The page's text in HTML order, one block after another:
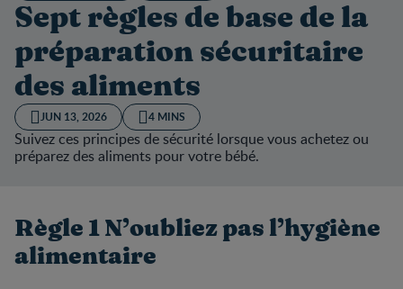
Sept règles de base de la
préparation sécuritaire
des aliments
JUN 13, 2026 4 MINS
Suivez ces principes de sécurité lorsque vous achetez ou
préparez des aliments pour votre bébé.
Règle 1 N’oubliez pas l’hygiène
alimentaire